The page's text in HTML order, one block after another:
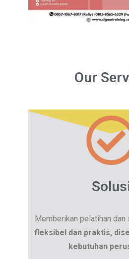
Our
Memberikan pelatihan
fleksibel dan praktis,
kebutuhan